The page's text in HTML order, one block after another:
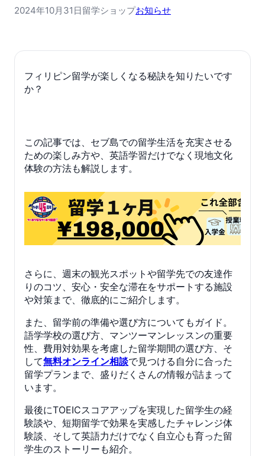
2024年10月31日留学ショップお知らせ
フィリピン留学が楽しくなる秘訣を知りたいです
か？
この記事では、セブ島での留学生活を充実させる
ための楽しみ方や、英語学習だけでなく現地文化
体験の方法も解説します。
さらに、週末の観光スポットや留学先での友達作
りのコツ、安心・安全な滞在をサポートする施設
や対策まで、徹底的にご紹介します。
また、留学前の準備や選び方についてもガイド。
語学学校の選び方、マンツーマンレッスンの重要
性、費用対効果を考慮した留学期間の選び方、そ
して無料オンライン相談で見つける自分に合った
留学プランまで、盛りだくさんの情報が詰まって
います。
最後にTOEICスコアアップを実現した留学生の経
験談や、短期留学で効果を実感したチャレンジ体
験談、そして英語力だけでなく自立心も育った留
学生のストーリーも紹介。